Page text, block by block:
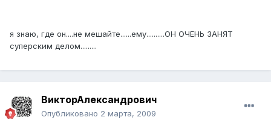
я знаю, где он....не мешайте......ему..........ОН ОЧЕНЬ ЗАНЯТ
суперским делом.........
ВикторАлександрович
Опубликовано 2 марта, 2009